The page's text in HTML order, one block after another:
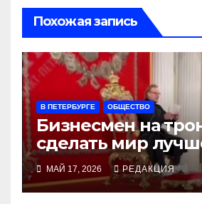
Похожая запись
В ПЕТЕРБУРГЕ ОБЩЕСТВО
Бизнесмен на
сделать мир
МАЙ 17, 2026 РЕДАКЦИЯ